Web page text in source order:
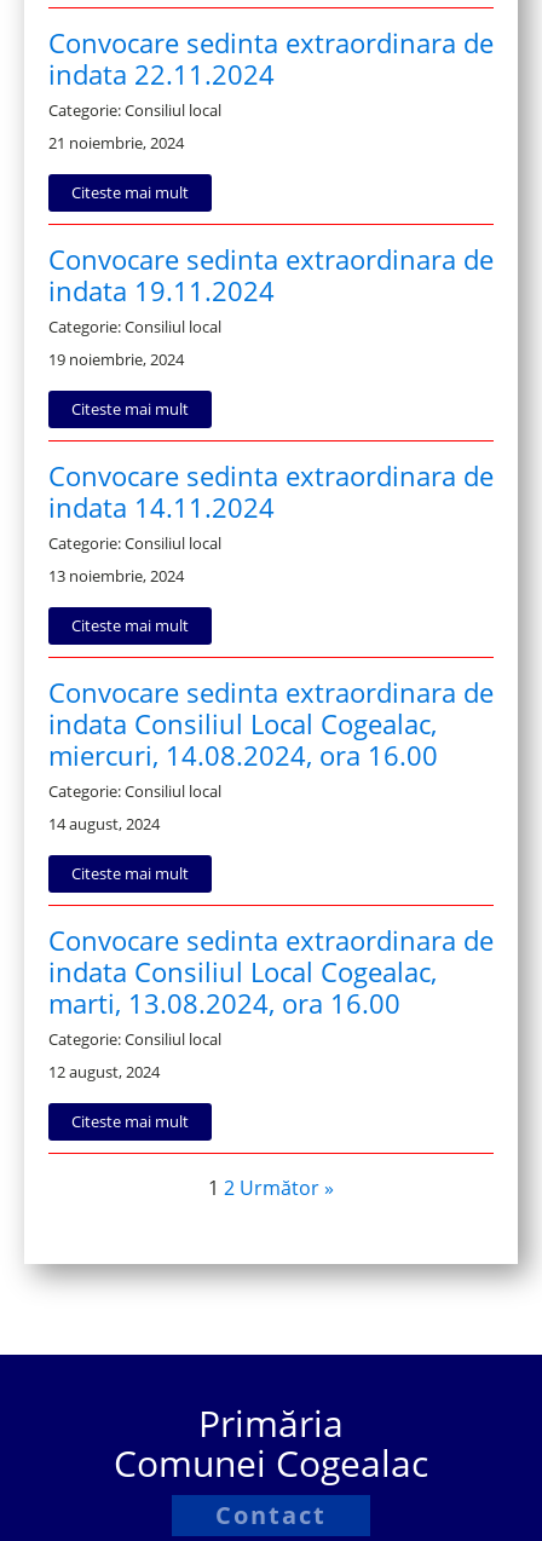
Convocare sedinta extraordinara de
indata 22.11.2024
Categorie: Consiliul local
21 noiembrie, 2024
Citeste mai mult
Convocare sedinta extraordinara de
indata 19.11.2024
Categorie: Consiliul local
19 noiembrie, 2024
Citeste mai mult
Convocare sedinta extraordinara de
indata 14.11.2024
Categorie: Consiliul local
13 noiembrie, 2024
Citeste mai mult
Convocare sedinta extraordinara de
indata Consiliul Local Cogealac,
miercuri, 14.08.2024, ora 16.00
Categorie: Consiliul local
14 august, 2024
Citeste mai mult
Convocare sedinta extraordinara de
indata Consiliul Local Cogealac,
marti, 13.08.2024, ora 16.00
Categorie: Consiliul local
12 august, 2024
Citeste mai mult
1 2 Următor »
Primăria
Comunei Cogealac
Contact